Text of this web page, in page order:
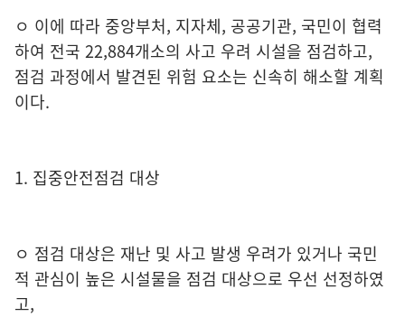
ㅇ 이에 따라 중앙부처, 지자체, 공공기관, 국민이 협력
하여 전국 22,884개소의 사고 우려 시설을 점검하고,
점검 과정에서 발견된 위험 요소는 신속히 해소할 계획
이다.
1. 집중안전점검 대상
ㅇ 점검 대상은 재난 및 사고 발생 우려가 있거나 국민
적 관심이 높은 시설물을 점검 대상으로 우선 선정하였
고,